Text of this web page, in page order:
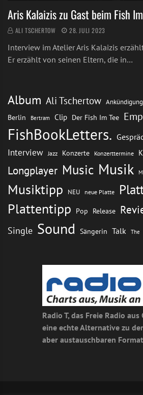
Aris Kalaizis zu Gast beim Fish
ALI TSCHERTOW 28. JULI 2023
Interview im Atelier Aris Kalaizis
Er erzählt von seinen Eltern, die in…
Album Ali Tschertow Ankündigung
Berlin Bertram Clip Der Fish Im Tee
FishBookLetters.
Interview Jazz Konzerte Konzerttermine
Longplayer Music Musik
Musiktipp NEU neue Platte
Plattentipp Pop Release
Single Sound Sängerin Talk The
Radio T, das Freie Radio aus
eine echte Alternative zu
aber austauschbaren